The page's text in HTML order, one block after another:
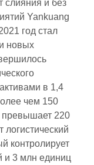
слияния и без
Yankuang
год стал
новых
в 1,4
чем 150
превышает 220
логистический
контролирует
и 3 млн единиц